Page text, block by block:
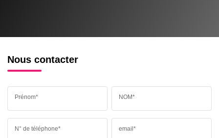
Nous contacter
Prénom* NOM*
N° de téléphone* email*